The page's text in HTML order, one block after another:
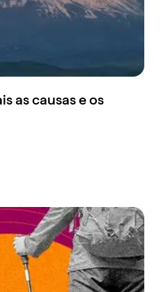
as causas e os